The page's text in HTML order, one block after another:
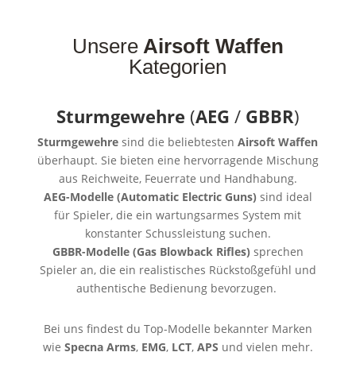
UnsereAirsoft Waffen
Kategorien
Sturmgewehre (AEG / GBBR)
Sturmgewehre sind die beliebtestenAirsoft Waffen
überhaupt. Sie bieten eine hervorragende Mischung
aus Reichweite, Feuerrate und Handhabung.
AEG-Modelle (Automatic Electric Guns) sind ideal
für Spieler, die ein wartungsarmes System mit
konstanter Schussleistung suchen.
GBBR-Modelle (Gas Blowback Rifles) sprechen
Spieler an, die ein realistisches Rückstoßgefühl und
authentische Bedienung bevorzugen.
Bei uns findest du Top-Modelle bekannter Marken
wie Specna Arms, EMG, LCT, APS und vielen mehr.